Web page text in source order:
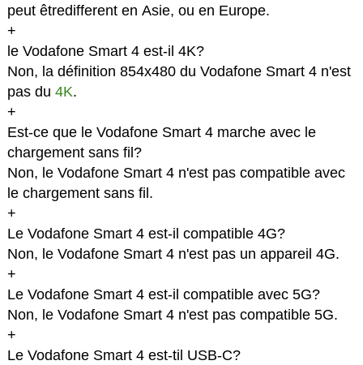
peut êtredifferent en Asie, ou en Europe.
+
le Vodafone Smart 4 est-il 4K?
Non, la définition 854x480 du Vodafone Smart 4 n'est
pas du 4K.
+
Est-ce que le Vodafone Smart 4 marche avec le
chargement sans fil?
Non, le Vodafone Smart 4 n'est pas compatible avec
le chargement sans fil.
+
Le Vodafone Smart 4 est-il compatible 4G?
Non, le Vodafone Smart 4 n'est pas un appareil 4G.
+
Le Vodafone Smart 4 est-il compatible avec 5G?
Non, le Vodafone Smart 4 n'est pas compatible 5G.
+
Le Vodafone Smart 4 est-til USB-C?